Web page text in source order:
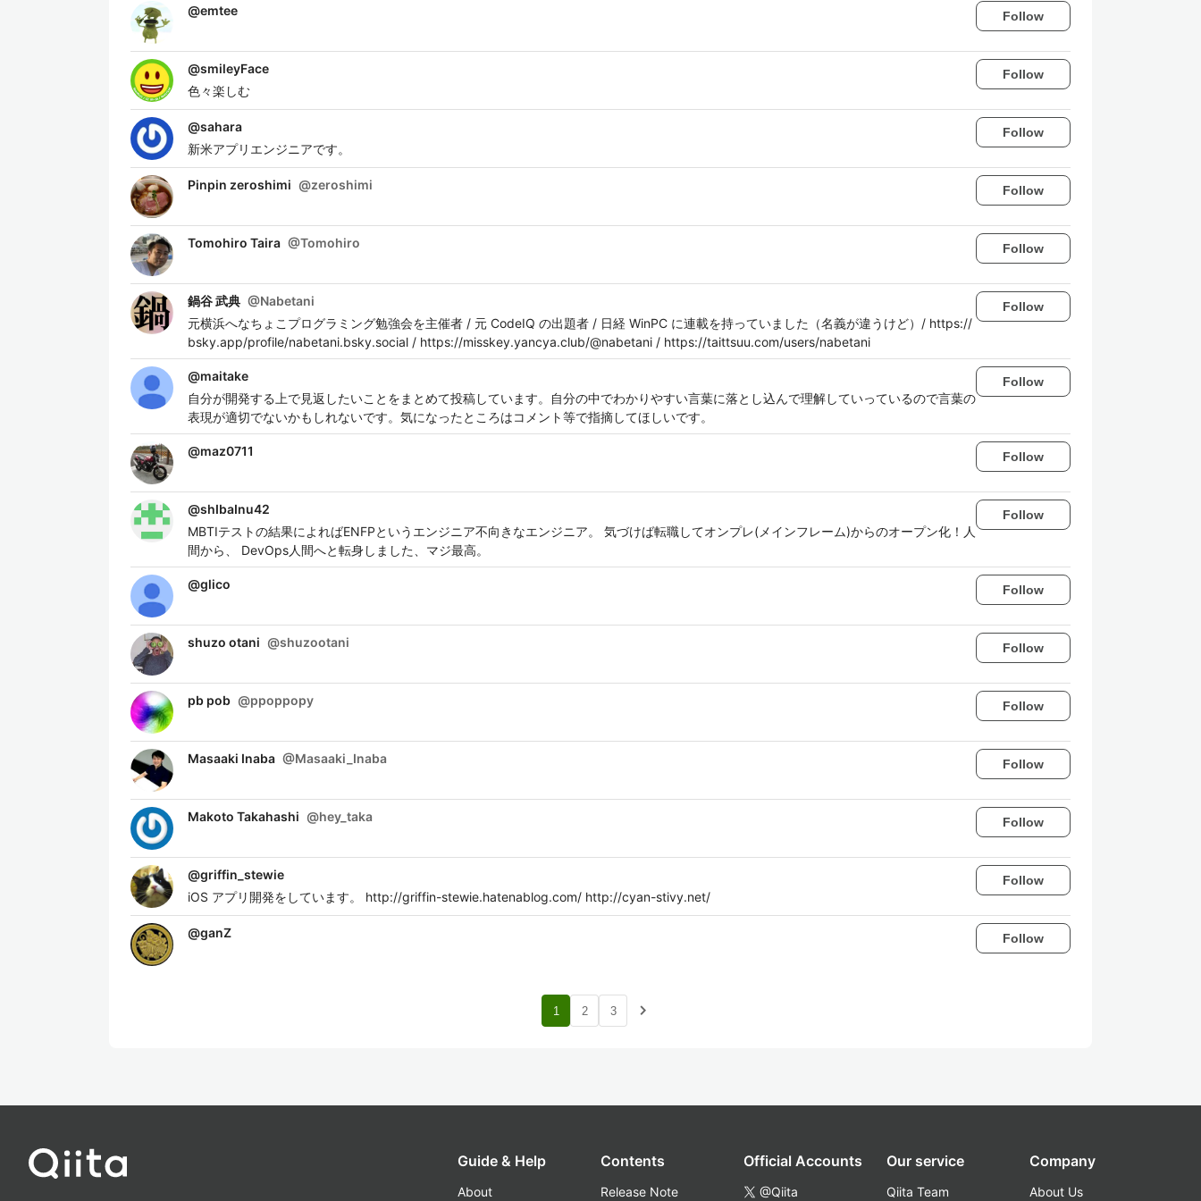
@emtee Follow
@smileyFace
色々楽しむ
Follow
@sahara
新米アプリエンジニアです。
Follow
Pinpin zeroshimi @zeroshimi Follow
Tomohiro Taira @Tomohiro Follow
鍋谷 武典 @Nabetani
元横浜へなちょこプログラミング勉強会を主催者 / 元 CodeIQ の出題者 / 日経 WinPC に連載を持っていました（名義が違うけど）/ https://
bsky.app/profile/nabetani.bsky.social / https://misskey.yancya.club/@nabetani / https://taittsuu.com/users/nabetani
Follow
@maitake
自分が開発する上で見返したいことをまとめて投稿しています。自分の中でわかりやすい言葉に落とし込んで理解していっているので言葉の
表現が適切でないかもしれないです。気になったところはコメント等で指摘してほしいです。
Follow
@maz0711 Follow
@shIbaInu42
MBTIテストの結果によればENFPというエンジニア不向きなエンジニア。 気づけば転職してオンプレ(メインフレーム)からのオープン化！人
間から、 DevOps人間へと転身しました、マジ最高。
Follow
@glico Follow
shuzo otani @shuzootani Follow
pb pob @ppoppopy Follow
Masaaki Inaba @Masaaki_Inaba Follow
Makoto Takahashi @hey_taka Follow
@griffin_stewie
iOS アプリ開発をしています。 http://griffin-stewie.hatenablog.com/ http://cyan-stivy.net/
Follow
@ganZ Follow
1 2 3 navigate_next
Guide & Help
About
Contents
Release Note
Official Accounts
@Qiita
Our service
Qiita Team
Company
About Us